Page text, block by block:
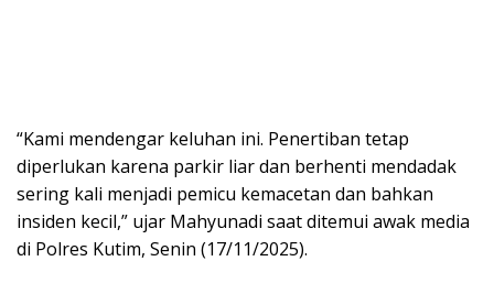
“Kami mendengar keluhan ini. Penertiban tetap
diperlukan karena parkir liar dan berhenti mendadak
sering kali menjadi pemicu kemacetan dan bahkan
insiden kecil,” ujar Mahyunadi saat ditemui awak media
di Polres Kutim, Senin (17/11/2025).